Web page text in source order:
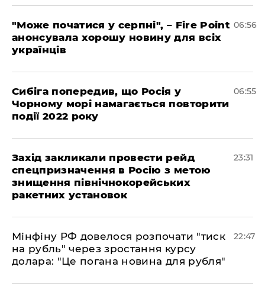
"Може початися у серпні", – Fire Point
анонсувала хорошу новину для всіх
українців
06:56
Сибіга попередив, що Росія у
Чорному морі намагається повторити
події 2022 року
06:55
​Захід закликали провести рейд
спецпризначення в Росію з метою
знищення північнокорейських
ракетних установок
23:31
​Мінфіну РФ довелося розпочати "тиск
на рубль" через зростання курсу
долара: "Це погана новина для рубля"
22:47